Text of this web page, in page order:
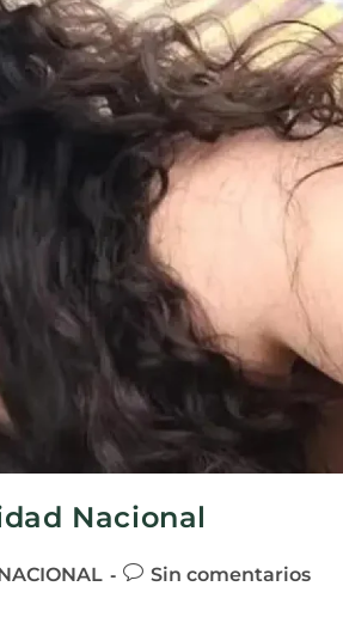
Nacional
Sin comentarios